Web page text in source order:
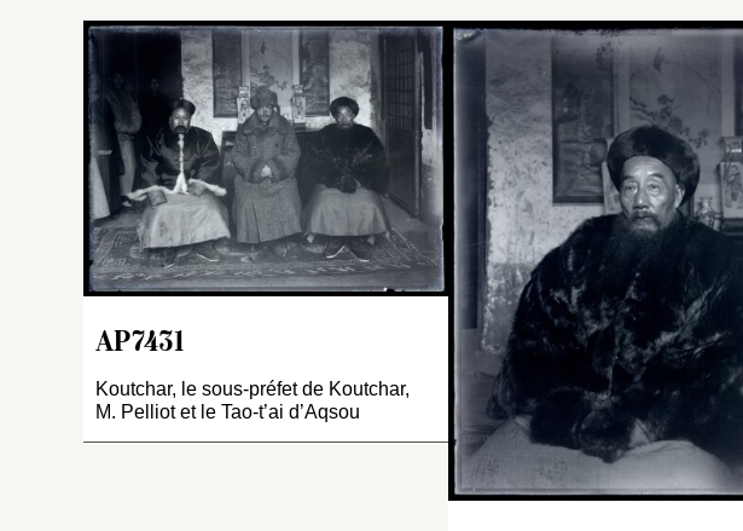
AP7431
Koutchar, le sous-préfet de Koutchar,
M. Pelliot et le Tao-t’ai d’Aqsou
Sur ce cliché avec
Pelliot au centre, on
voir que le vase de
est orné d’un sujet
semblable à celui de
et qu’il y a derrière
écran de table, soit
pendule. En
deux rouleaux
celui du centre
illisibles, bien que l’on
remarque qu’ils sont
identiques. Peut-être
décor de nœuds